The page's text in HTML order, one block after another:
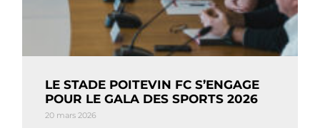
LE STADE POITEVIN FC S’ENGAGE
POUR LE GALA DES SPORTS 2026
20 mars 2026